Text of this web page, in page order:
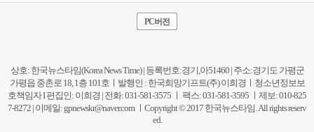
PC버전
상호: 한국뉴스타임(Korea News Time) | 등록번호:경기,아51460 | 주소:경기도 가평군
가평읍 중촌로 18, 1층 101호ㅣ발행인 : 한국희망기프트(주) 이희경ㅣ청소년정보보
호책임자 I 편집인: 이희경 | 전화: 031-581-3575 ㅣ 팩스: 031-581-3595 ㅣ제보: 010-825
7-8272 | 이메일: gpnewskr@naver.comㅣCopyright © 2017 한국뉴스타임. All rights reserv
ed.